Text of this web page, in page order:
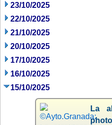
23/10/2025
22/10/2025
21/10/2025
20/10/2025
17/10/2025
16/10/2025
15/10/2025
La